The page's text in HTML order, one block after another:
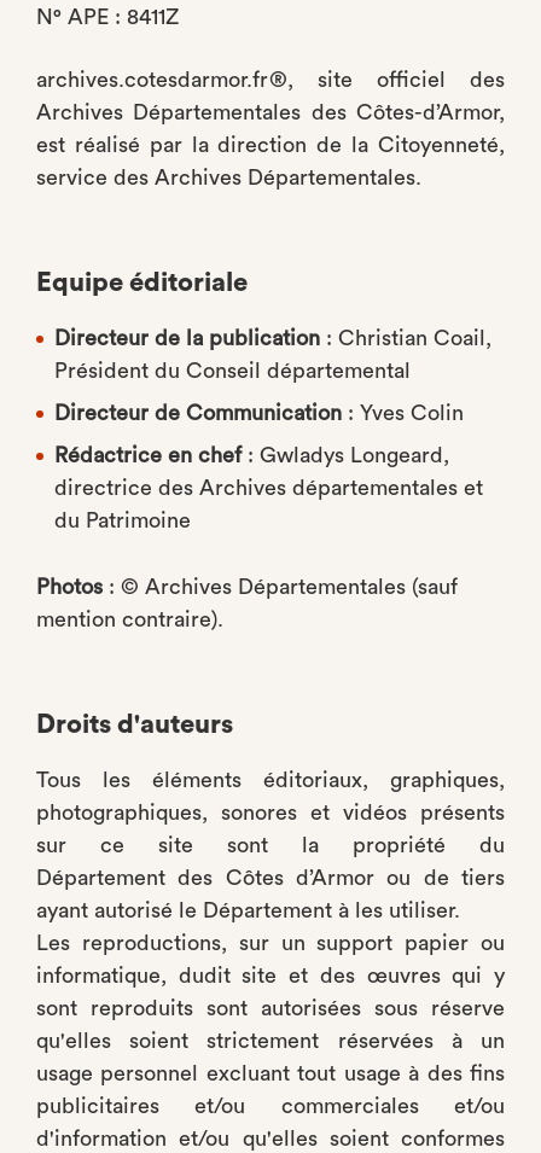
N° APE : 8411Z
archives.cotesdarmor.fr®, site officiel des
Archives Départementales des Côtes-d’Armor,
est réalisé par la direction de la Citoyenneté,
service des Archives Départementales.
Equipe éditoriale
Directeur de la publication : Christian Coail,
Président du Conseil départemental
Directeur de Communication : Yves Colin
Rédactrice en chef: Gwladys Longeard,
directrice des Archives départementales et
du Patrimoine
Photos : © Archives Départementales (sauf
mention contraire).
Droits d'auteurs
Tous les éléments éditoriaux, graphiques,
photographiques, sonores et vidéos présents
sur ce site sont la propriété du
Département des Côtes d’Armor ou de tiers
ayant autorisé le Département à les utiliser.
Les reproductions, sur un support papier ou
informatique, dudit site et des œuvres qui y
sont reproduits sont autorisées sous réserve
qu'elles soient strictement réservées à un
usage personnel excluant tout usage à des fins
publicitaires et/ou commerciales et/ou
d'information et/ou qu'elles soient conformes